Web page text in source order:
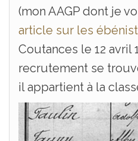
(mon AAGP dont je
article sur les
Coutances le 12 avril
recrutement se
il appartient à la